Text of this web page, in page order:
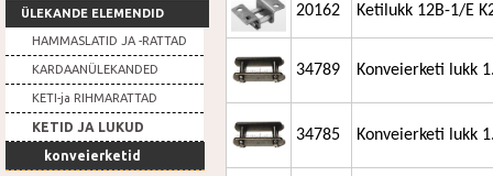
ÜLEKANDE ELEMENDID
HAMMASLATID JA -RATTAD
KARDAANÜLEKANDED
KETI-ja RIHMARATTAD
KETID JA LUKUD
konveierketid
20162 Ketilukk 12B-1/E
34789 Konveierketi lukk
34785 Konveierketi lukk